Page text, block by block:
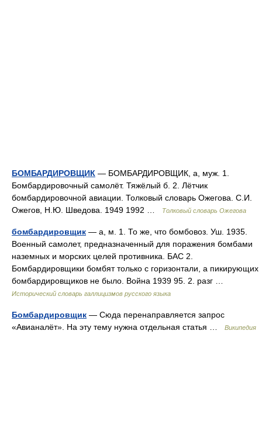
БОМБАРДИРОВЩИК — БОМБАРДИРОВЩИК, а, муж. 1.
Бомбардировочный самолёт. Тяжёлый б. 2. Лётчик
бомбардировочной авиации. Толковый словарь Ожегова. С.И.
Ожегов, Н.Ю. Шведова. 1949 1992 …
Толковый словарь Ожегова
бомбардировщик — а, м. 1. То же, что бомбовоз. Уш. 1935.
Военный самолет, предназначенный для поражения бомбами
наземных и морских целей противника. БАС 2.
Бомбардировщики бомбят только с горизонтали, а пикирующих
бомбардировщиков не было. Война 1939 95. 2. разг …
Исторический словарь галлицизмов русского языка
Бомбардировщик — Сюда перенаправляется запрос
«Авианалёт». На эту тему нужна отдельная статья …
Википедия